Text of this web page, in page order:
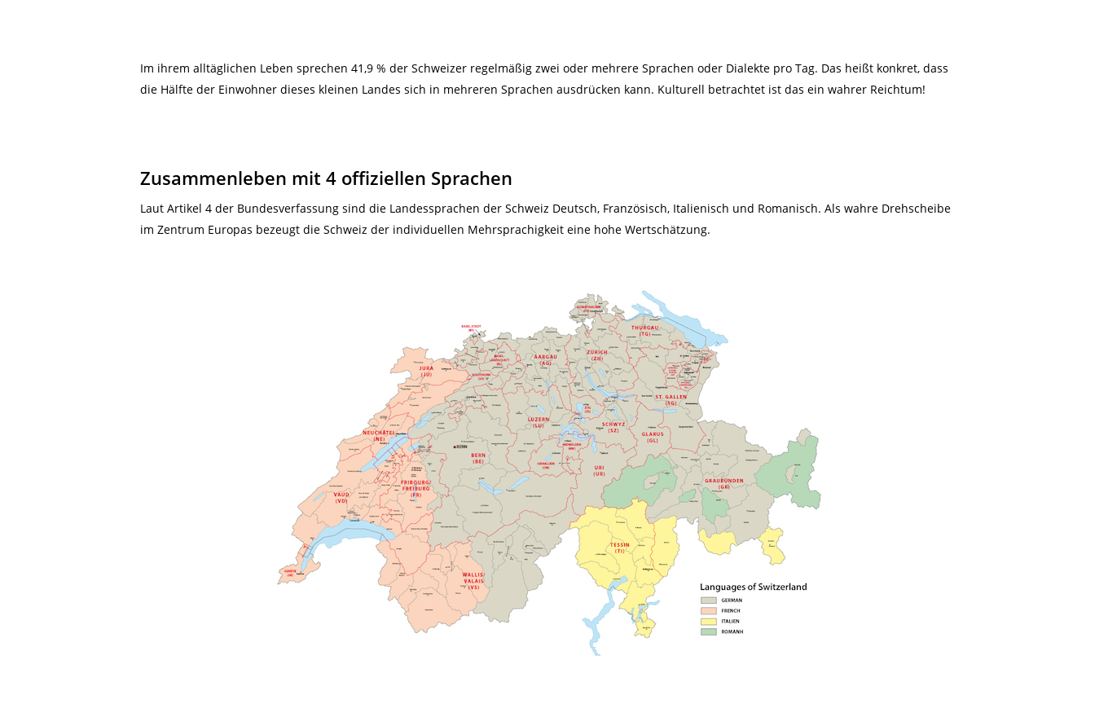
Im ihrem alltäglichen Leben sprechen 41,9 % der Schweizer regelmäßig zwei oder mehrere Sprachen oder Dialekte pro Tag. Das heißt konkret, dass
die Hälfte der Einwohner dieses kleinen Landes sich in mehreren Sprachen ausdrücken kann. Kulturell betrachtet ist das ein wahrer Reichtum!
Zusammenleben mit 4 offiziellen Sprachen
Laut Artikel 4 der Bundesverfassung sind die Landessprachen der Schweiz Deutsch, Französisch, Italienisch und Romanisch. Als wahre Drehscheibe
im Zentrum Europas bezeugt die Schweiz der individuellen Mehrsprachigkeit eine hohe Wertschätzung.